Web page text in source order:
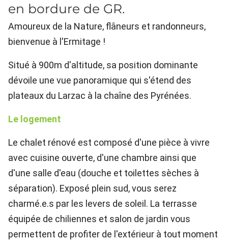
en bordure de GR.
Amoureux de la Nature, flâneurs et randonneurs,
bienvenue à l'Ermitage !
Situé à 900m d'altitude, sa position dominante
dévoile une vue panoramique qui s'étend des
plateaux du Larzac à la chaîne des Pyrénées.
Le logement
Le chalet rénové est composé d'une pièce à vivre
avec cuisine ouverte, d'une chambre ainsi que
d'une salle d'eau (douche et toilettes sèches à
séparation). Exposé plein sud, vous serez
charmé.e.s par les levers de soleil. La terrasse
équipée de chiliennes et salon de jardin vous
permettent de profiter de l'extérieur à tout moment